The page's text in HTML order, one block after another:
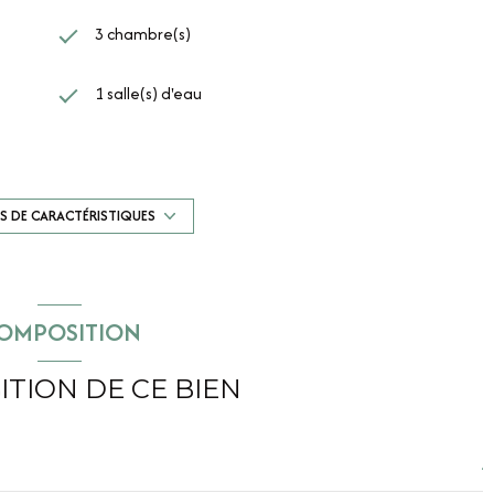
3 chambre(s)
1 salle(s) d'eau
exposition Sud-Est
vue Dégagée
interphone
DE CARACTÉRISTIQUES
DE CE BIEN